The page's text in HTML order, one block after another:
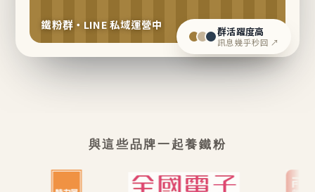
鐵粉群・LINE 私域運營中 群活躍度高
訊息幾乎秒回 ↗
與這些品牌一起養鐵粉